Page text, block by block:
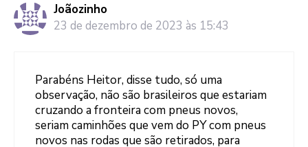
Joãozinho
23 de dezembro de 2023 às 15:43
Parabéns Heitor, disse tudo, só uma
observação, não são brasileiros que estariam
cruzando a fronteira com pneus novos,
seriam caminhões que vem do PY com pneus
novos nas rodas que são retirados, para